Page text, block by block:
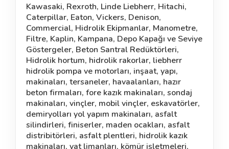
Kawasaki, Rexroth, Linde Liebherr, Hitachi,
Caterpillar, Eaton, Vickers, Denison,
Commercial, Hidrolik Ekipmanlar, Manometre,
Filtre, Kaplin, Kampana, Depo Kapağı ve Seviye
Göstergeler, Beton Santral Redüktörleri,
Hidrolik hortum, hidrolik rakorlar, liebherr
hidrolik pompa ve motorları, inşaat, yapı,
makinaları, tersaneler, havaalanları, hazır
beton firmaları, fore kazık makinaları, sondaj
makinaları, vinçler, mobil vinçler, eskavatörler,
demiryolları yol yapım makinaları, asfalt
silindirleri, finiserler, maden ocakları, asfalt
distribitörleri, asfalt plentleri, hidrolik kazık
makinaları, yat limanları, kömür işletmeleri,